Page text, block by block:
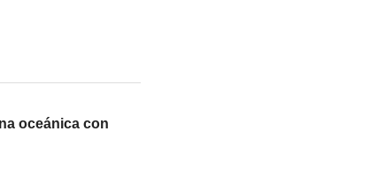
oceánica con